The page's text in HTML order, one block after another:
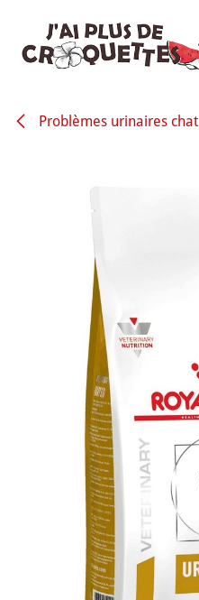
Problèmes urinaires chat